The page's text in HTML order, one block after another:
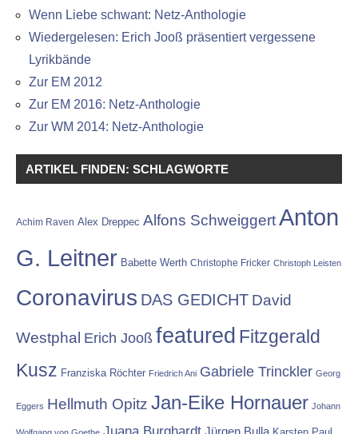
Wenn Liebe schwant: Netz-Anthologie
Wiedergelesen: Erich Jooß präsentiert vergessene
Lyrikbände
Zur EM 2012
Zur EM 2016: Netz-Anthologie
Zur WM 2014: Netz-Anthologie
ARTIKEL FINDEN: SCHLAGWORTE
Achim Raven Alex Dreppec Alfons SchweiggertAnton
G. Leitner Babette Werth Christophe Fricker Christoph Leisten
Coronavirus DAS GEDICHT David
Westphal Erich Jooß featured Fitzgerald
Kusz Franziska Röchter Friedrich Ani Gabriele Trinckler Georg
Eggers Hellmuth Opitz Jan-Eike Hornauer Johann